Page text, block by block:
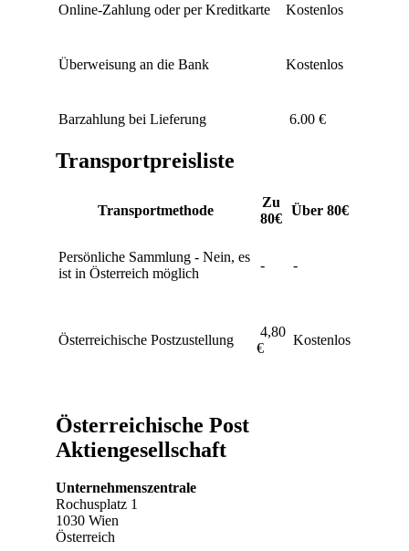
Online-Zahlung oder per Kreditkarte Kostenlos
Überweisung an die Bank Kostenlos
Barzahlung bei Lieferung 6.00 €
Transportpreisliste
Transportmethode
Zu
80€
Über 80€
Persönliche Sammlung - Nein, es
ist in Österreich möglich
- -
Österreichische Postzustellung
4,80
€
Kostenlos
Österreichische Post
Aktiengesellschaft
Unternehmenszentrale
Rochusplatz 1
1030 Wien
Österreich